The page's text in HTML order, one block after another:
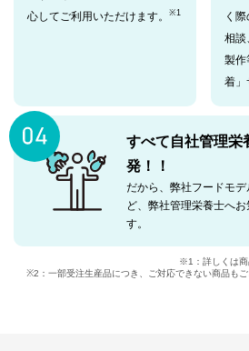
心してご利用いただけます。
※1
く
相談
製作
着」
すべて自社管理栄
発！！
だから、弊社フードモ
ど、弊社管理栄養士へ
す。
※1：詳しくは商
※2：一部受注生産品につき、ご対応できない商品もご